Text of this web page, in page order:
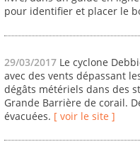
pour identifier et placer le
29/03/2017 Le cyclone
avec des vents dépassant
dégâts métériels dans des
Grande Barrière de corail.
évacuées. [ voir le site ]